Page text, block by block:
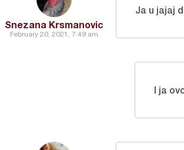
Snezana Krsmanovic
February 20, 2021, 7:49 am
Ja u jajaj
I ja